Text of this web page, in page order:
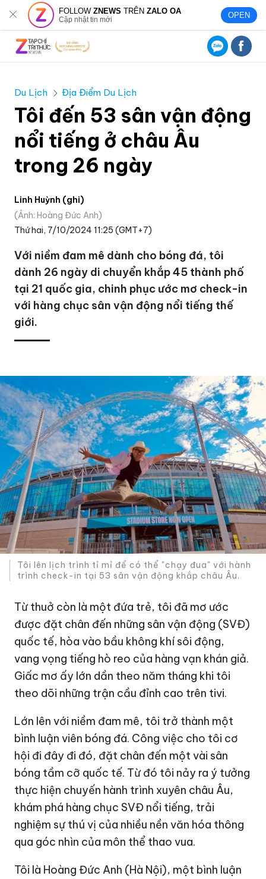
FOLLOWZNEWS TRÊNZALO OA
Cập nhật tin mới OPEN
Du Lịch Địa Điểm Du Lịch
Tôi đến 53 sân vận động
nổi tiếng ở châu Âu
trong 26 ngày
Linh Huỳnh (ghi)
Ảnh: Hoàng Đức Anh
Thứ hai, 7/10/2024 11:25 (GMT+7)
Với niềm đam mê dành cho bóng đá, tôi
dành 26 ngày di chuyển khắp 45 thành phố
tại 21 quốc gia, chinh phục ước mơ check-in
với hàng chục sân vận động nổi tiếng thế
giới.
Tôi lên lịch trình tỉ mỉ để có thể "chạy đua" với hành
trình check-in tại 53 sân vận động khắp châu Âu.
Từ thuở còn là một đứa trẻ, tôi đã mơ ước
được đặt chân đến những sân vận động (SVĐ)
quốc tế, hòa vào bầu không khí sôi động,
vang vọng tiếng hò reo của hàng vạn khán giả.
Giấc mơ ấy lớn dần theo năm tháng khi tôi
theo dõi những trận cầu đỉnh cao trên tivi.
Lớn lên với niềm đam mê, tôi trở thành một
bình luận viên bóng đá. Công việc cho tôi cơ
hội đi đây đi đó, đặt chân đến một vài sân
bóng tầm cỡ quốc tế. Từ đó tôi nảy ra ý tưởng
thực hiện chuyến hành trình xuyên châu Âu,
khám phá hàng chục SVĐ nổi tiếng, trải
nghiệm sự thú vị của nhiều nền văn hóa thông
qua góc nhìn của môn thể thao vua.
Tôi là Hoàng Đức Anh (Hà Nội), một bình luận